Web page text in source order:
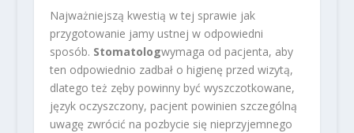
Najważniejszą kwestią w tej sprawie jak
przygotowanie jamy ustnej w odpowiedni
sposób. Stomatologwymaga od pacjenta, aby
ten odpowiednio zadbał o higienę przed wizytą,
dlatego też zęby powinny być wyszczotkowane,
język oczyszczony, pacjent powinien szczególną
uwagę zwrócić na pozbycie się nieprzyjemnego